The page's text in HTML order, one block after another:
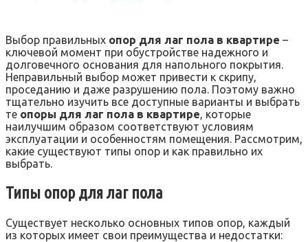
Выбор правильных опор для лаг пола в квартире –
ключевой момент при обустройстве надежного и
долговечного основания для напольного покрытия.
Неправильный выбор может привести к скрипу,
проседанию и даже разрушению пола. Поэтому важно
тщательно изучить все доступные варианты и выбрать
те опоры для лаг пола в квартире, которые
наилучшим образом соответствуют условиям
эксплуатации и особенностям помещения. Рассмотрим,
какие существуют типы опор и как правильно их
выбрать.
Типы опор для лаг пола
Существует несколько основных типов опор, каждый
из которых имеет свои преимущества и недостатки: